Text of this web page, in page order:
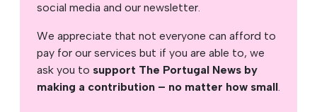
social media and our newsletter.
We appreciate that not everyone can afford to
pay for our services but if you are able to, we
ask you to support The Portugal News by
making a contribution – no matter how small.